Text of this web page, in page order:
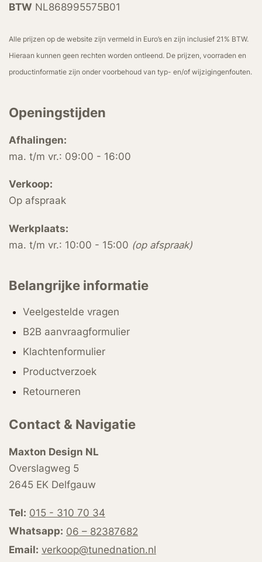
BTW NL868995575B01
Alle prijzen op de website zijn vermeld in Euro’s en zijn inclusief 21% BTW.
Hieraan kunnen geen rechten worden ontleend. De prijzen, voorraden en
productinformatie zijn onder voorbehoud van typ- en/of wijzigingenfouten.
Openingstijden
Afhalingen:
ma. t/m vr.: 09:00 - 16:00
Verkoop:
Op afspraak
Werkplaats:
ma. t/m vr.: 10:00 - 15:00 (op afspraak)
Belangrijke informatie
Veelgestelde vragen
B2B aanvraagformulier
Klachtenformulier
Productverzoek
Retourneren
Contact & Navigatie
Maxton Design NL
Overslagweg 5
2645 EK Delfgauw
Tel: 015 - 310 70 34
Whatsapp: 06 – 82387682
Email: verkoop@tunednation.nl